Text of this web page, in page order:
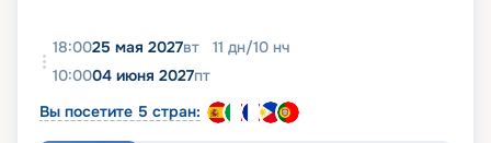
18:0025 мая 2027вт 11 дн/10 нч
10:0004 июня 2027пт
Вы посетите 5 стран: